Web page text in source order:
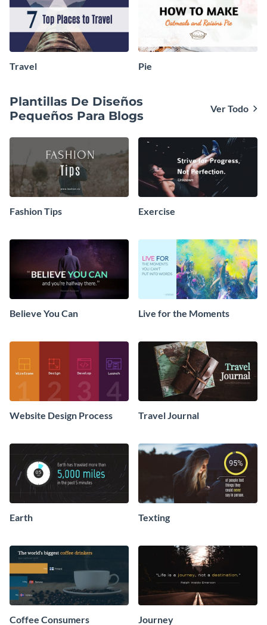
Travel Pie
Plantillas De Diseños
Pequeños Para Blogs
Ver Todo
Fashion Tips Exercise
Believe You Can Live for the Moments
Website Design Process Travel Journal
Earth Texting
Coffee Consumers Journey